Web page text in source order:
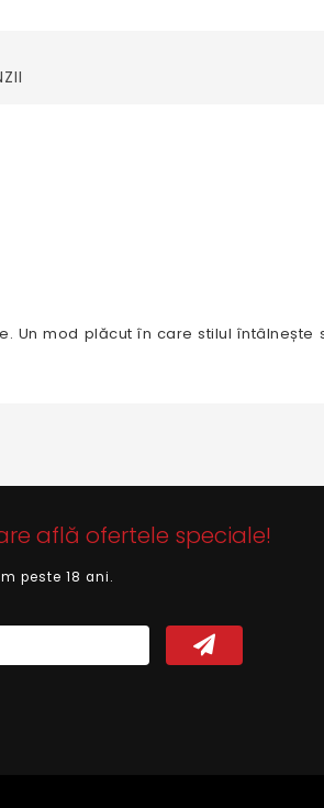
mod plăcut în care stilul întâlnește
află ofertele speciale!
peste 18 ani.